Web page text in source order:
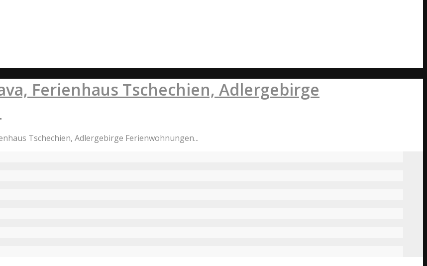
Ferienhaus Tschechien, Adlergebirge
Tschechien, Adlergebirge Ferienwohnungen...